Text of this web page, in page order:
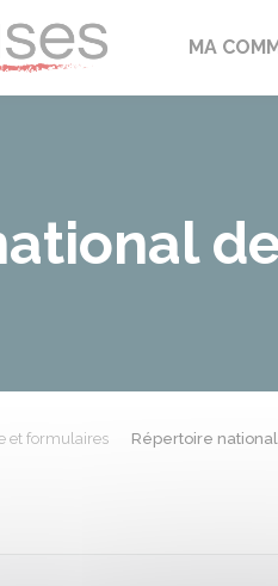
Échilleuses
MA
et formulaires Répertoire